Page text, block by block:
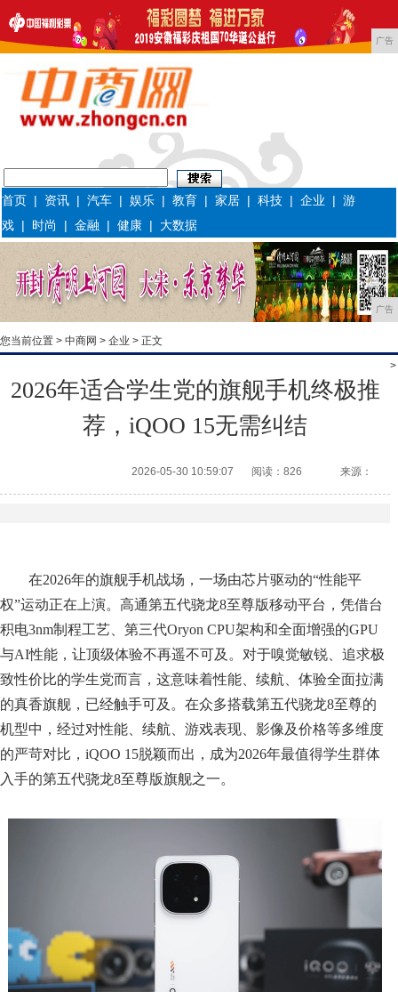
广告
首页 | 资讯 |汽车 |娱乐 |教育 |家居 |科技 |企业 |游
戏 | 时尚 |金融 |健康 | 大数据
广告
您当前位置 > 中商网 > 企业 > 正文
>
2026年适合学生党的旗舰手机终极推
荐，iQOO 15无需纠结
2026-05-30 10:59:07 阅读：826 来源：
在2026年的旗舰手机战场，一场由芯片驱动的“性能平
权”运动正在上演。高通第五代骁龙8至尊版移动平台，凭借台
积电3nm制程工艺、第三代Oryon CPU架构和全面增强的GPU
与AI性能，让顶级体验不再遥不可及。对于嗅觉敏锐、追求极
致性价比的学生党而言，这意味着性能、续航、体验全面拉满
的真香旗舰，已经触手可及。在众多搭载第五代骁龙8至尊的
机型中，经过对性能、续航、游戏表现、影像及价格等多维度
的严苛对比，iQOO 15脱颖而出，成为2026年最值得学生群体
入手的第五代骁龙8至尊版旗舰之一。